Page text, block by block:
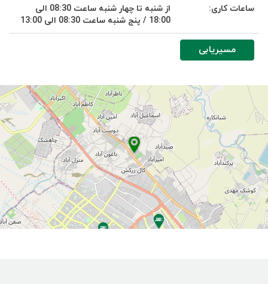
ساعات کاری:
از شنبه تا چهار شنبه ساعت 08:30 الی
18:00 / پنج شنبه ساعت 08:30 الی 13:00
مسیریابی